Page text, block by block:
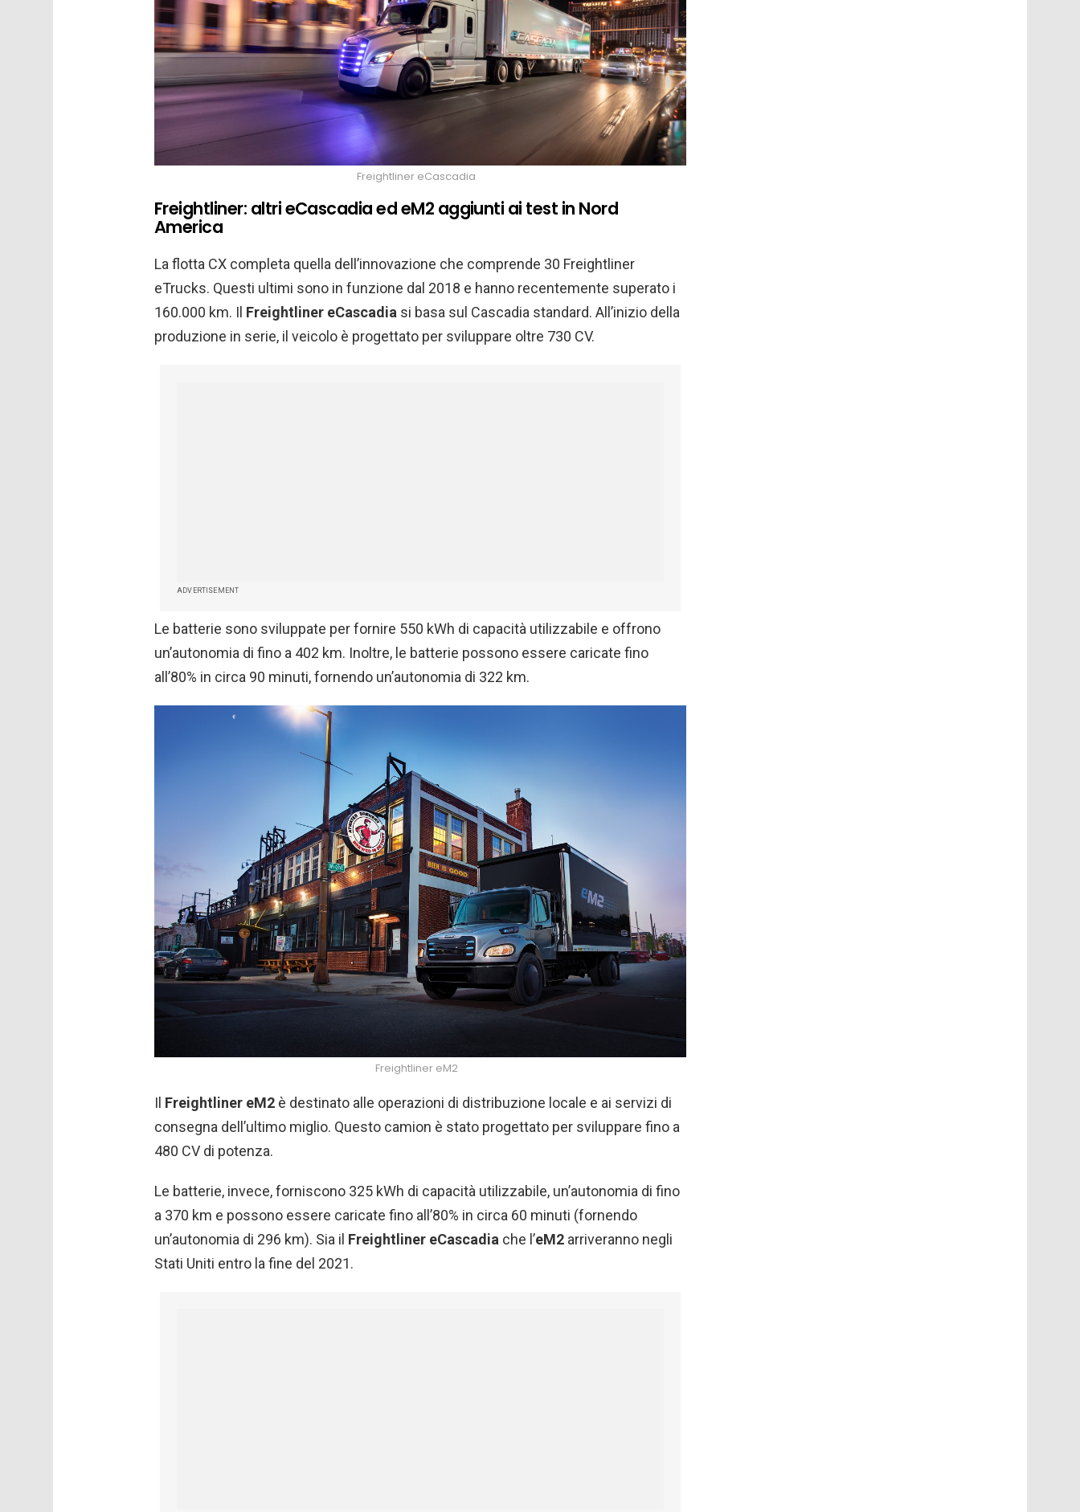
Freightliner eCascadia
Freightliner: altri eCascadia ed eM2 aggiunti ai test in Nord
America
La flotta CX completa quella dell’innovazione che comprende 30 Freightliner
eTrucks. Questi ultimi sono in funzione dal 2018 e hanno recentemente superato i
160.000 km. Il Freightliner eCascadia si basa sul Cascadia standard. All’inizio della
produzione in serie, il veicolo è progettato per sviluppare oltre 730 CV.
ADVERTISEMENT
Le batterie sono sviluppate per fornire 550 kWh di capacità utilizzabile e offrono
un’autonomia di fino a 402 km. Inoltre, le batterie possono essere caricate fino
all’80% in circa 90 minuti, fornendo un’autonomia di 322 km.
Freightliner eM2
Il Freightliner eM2 è destinato alle operazioni di distribuzione locale e ai servizi di
consegna dell’ultimo miglio. Questo camion è stato progettato per sviluppare fino a
480 CV di potenza.
Le batterie, invece, forniscono 325 kWh di capacità utilizzabile, un’autonomia di fino
a 370 km e possono essere caricate fino all’80% in circa 60 minuti (fornendo
un’autonomia di 296 km). Sia il Freightliner eCascadia che l’eM2 arriveranno negli
Stati Uniti entro la fine del 2021.